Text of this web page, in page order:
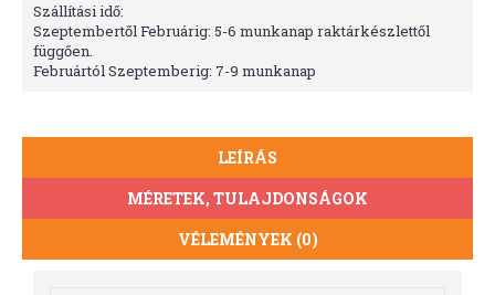
Szállítási idő:
Szeptembertől Februárig: 5-6 munkanap raktárkészlettől
függően.
Februártól Szeptemberig: 7-9 munkanap
LEÍRÁS
MÉRETEK, TULAJDONSÁGOK
VÉLEMÉNYEK (0)